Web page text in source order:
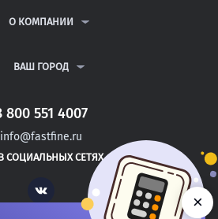
РЕФЕРАТЫИ ОТВЕТЫ
КОНФИДЕНЦИАЛЬНОСТИ
О КОМПАНИИ
КОНТАКТЫ
ВАШ ГОРОД
ПЕТЕРБУРГ
НОВОТРОИЦК
ИВАНГОРОД
800 551 4007
info@fastfine.ru
СОЦИАЛЬНЫХ СЕТЯХ
Vk ×